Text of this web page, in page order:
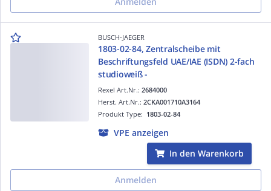
BUSCH-JAEGER
1803-02-84, Zentralscheibe mit
Beschriftungsfeld UAE/IAE (ISDN) 2-fach
studioweiß -
Rexel Art.Nr.: 2684000
Produkt Type: 1803-02-84
Herst. Art.Nr.: 2CKA001710A3164
VPE anzeigen
In den Warenkorb
Anmelden